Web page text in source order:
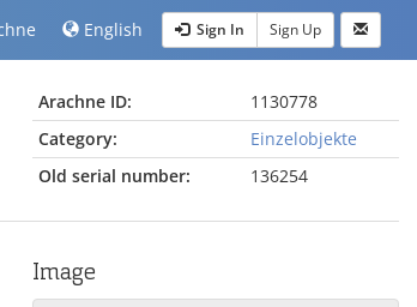
English Sign In Sign Up
Arachne ID:
1130778
Category:
Einzelobjekte
Old serial number:
136254
Image